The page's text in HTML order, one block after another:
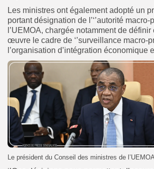
Les ministres ont également adopté un
portant désignation de l’‘’autorité macro-
l’UEMOA, chargée notamment de définir
œuvre le cadre de ‘’surveillance macro-
l’organisation d’intégration économique
Le président du Conseil des ministres de